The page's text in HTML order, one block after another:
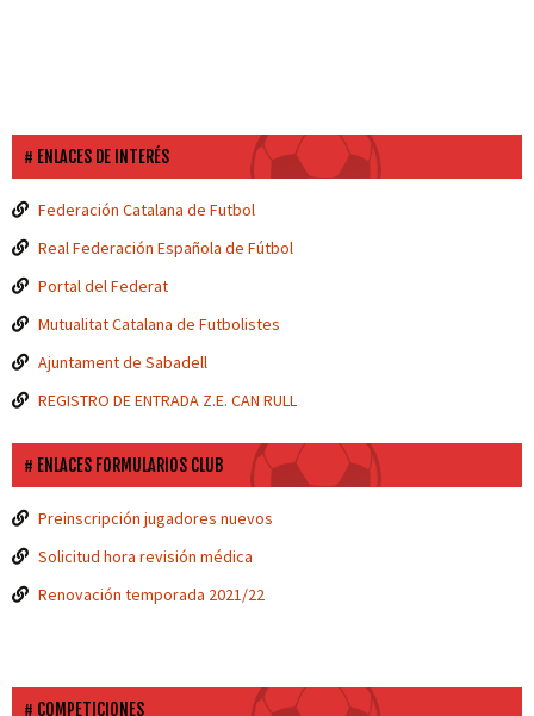
ENLACES DE INTERÉS
Federación Catalana de Futbol
Real Federación Española de Fútbol
Portal del Federat
Mutualitat Catalana de Futbolistes
Ajuntament de Sabadell
REGISTRO DE ENTRADA Z.E. CAN RULL
ENLACES FORMULARIOS CLUB
Preinscripción jugadores nuevos
Solicitud hora revisión médica
Renovación temporada 2021/22
COMPETICIONES